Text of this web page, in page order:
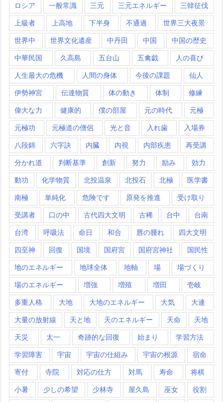
ロシア 一般常識 三元 三元エネルギー 三韓征伐
上級者 上高地 下半身 不通過 世界三大夜景
世界中 世界文化遺産 中丹田 中国 中国の歴史
中華民国 久高島 五台山 五禽戯 人の喜び
人生最大の危機 人間の身体 今後の課題 仙人
伊勢神宮 伝達物質 体の動き 体制 修練
偉大な力 健康的 僕の部屋 元の時代 元極
元極功 元極道の僧侶 光と音 入れ歯 入場券
八段錦 六字訣 内臓 内視 内部疾患 再受講
分かれ道 判断基準 創新 努力 励み 効力
動功 化学物質 北投温泉 北投石 北極 医学書
南極 単純化 危険です 原発を推進 受け取り
受講者 口の中 古代四大文明 古稀 台中 台南
台湾 呼吸法 命日 和合 唇の腫れ 四大文明
四至神 回復 国境 国府宮 国府宮神社 国民性
地のエネルギー 地球全体 地軸 場 場づくり
場のエネルギー 増強 増殖 増田 壱岐
多重人格 大地 大地のエネルギー 大気 大連
大量の放射線 天と地 天のエネルギー 天命 天地
天災 太一 奇跡的な回復 始まり 学習方法
学習障害 宇宙 宇宙の仕組み 宇宙の根源 宿命
寄付 寺院 対応の仕方 対馬 寿命 将棋
小暑 少しの希望 少林寺 屋久島 巫女 役割